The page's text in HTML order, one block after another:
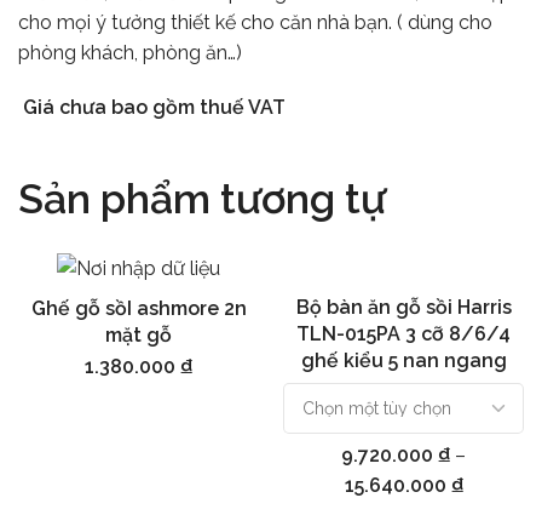
cho mọi ý tưởng thiết kế cho căn nhà bạn. ( dùng cho
phòng khách, phòng ăn…)
Giá chưa bao gồm thuế VAT
Sản phẩm tương tự
Thêm vào giỏ hàng
Ghế gỗ sồI ashmore 2n
mặt gỗ
1.380.000 ₫
Chọn
Bộ bàn ăn gỗ sồi Harris
TLN-015PA 3 cỡ 8/6/4
ghế kiểu 5 nan ngang
9.720.000 ₫ –
15.640.000 ₫